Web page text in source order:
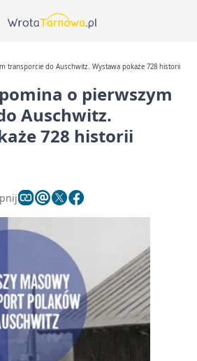
transporcie do Auschwitz. Wystawa pokaże 728 historii
o pierwszym
Auschwitz.
728 historii